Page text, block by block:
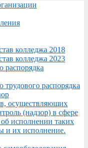
колледжа 2018
колледжа 2023
распорядка
трудового распорядка
осуществляющих
(надзор) в сфере
исполнении таких
и их исполнение.